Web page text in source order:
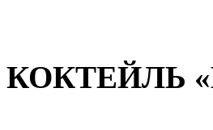
КОКТЕЙЛЬ